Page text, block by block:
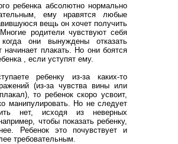
ребенка абсолютно нормально
ему нравятся любые
вещь он хочет получить
родители чувствуют себя
они вынуждены отказать
начинает плакать. Но они боятся
, если уступят ему.
ребенку из-за каких-то
(из-за чувства вины или
то ребенок скоро усвоит,
манипулировать. Но не следует
нет, исходя из неверных
чтобы показать ребенку,
Ребенок это почувствует и
требовательным.